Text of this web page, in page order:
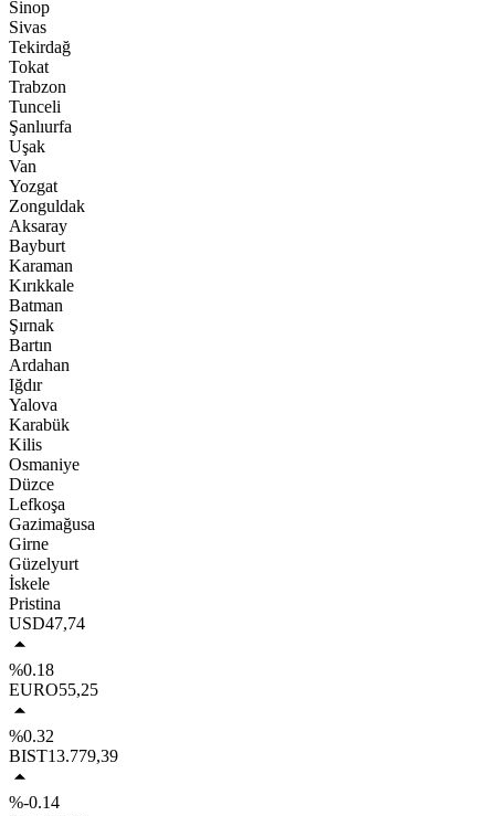
Sinop
Sivas
Tekirdağ
Tokat
Trabzon
Tunceli
Şanlıurfa
Uşak
Van
Yozgat
Zonguldak
Aksaray
Bayburt
Karaman
Kırıkkale
Batman
Şırnak
Bartın
Ardahan
Iğdır
Yalova
Karabük
Kilis
Osmaniye
Düzce
Lefkoşa
Gazimağusa
Girne
Güzelyurt
İskele
Pristina
USD47,74
%0.18
EURO55,25
%0.32
BIST13.779,39
%-0.14